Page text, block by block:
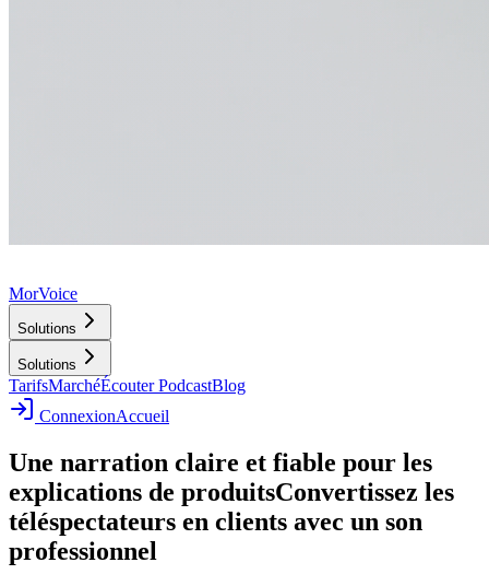
MorVoice
Solutions
Solutions
TarifsMarchéÉcouter PodcastBlog
ConnexionAccueil
Une narration claire et fiable pour les
explications de produitsConvertissez les
téléspectateurs en clients avec un son
professionnel